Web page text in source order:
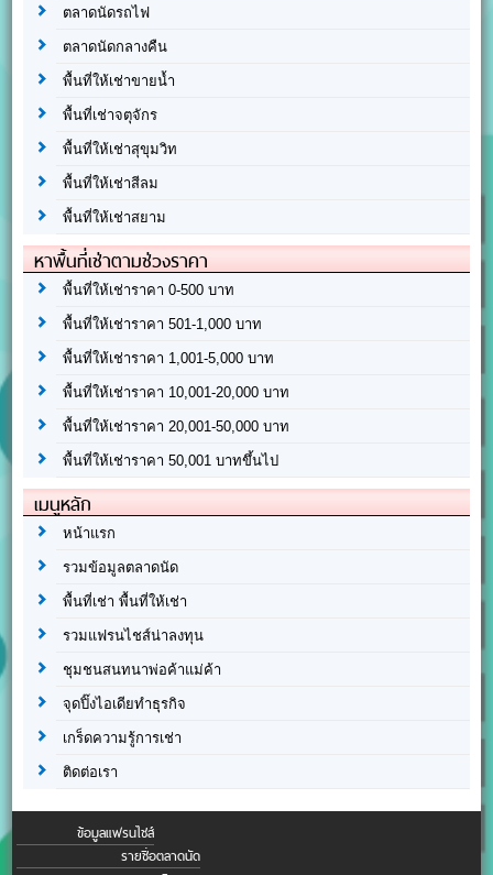
ตลาดนัดรถไฟ
ตลาดนัดกลางคืน
พื้นที่ให้เช่าขายน้ำ
พื้นที่เช่าจตุจักร
พื้นที่ให้เช่าสุขุมวิท
พื้นที่ให้เช่าสีลม
พื้นที่ให้เช่าสยาม
หาพื้นที่เช่าตามช่วงราคา
พื้นที่ให้เช่าราคา 0-500 บาท
พื้นที่ให้เช่าราคา 501-1,000 บาท
พื้นที่ให้เช่าราคา 1,001-5,000 บาท
พื้นที่ให้เช่าราคา 10,001-20,000 บาท
พื้นที่ให้เช่าราคา 20,001-50,000 บาท
พื้นที่ให้เช่าราคา 50,001 บาทขึ้นไป
เมนูหลัก
หน้าแรก
รวมข้อมูลตลาดนัด
พื้นที่เช่า พื้นที่ให้เช่า
รวมแฟรนไชส์น่าลงทุน
ชุมชนสนทนาพ่อค้าแม่ค้า
จุดปิ๊งไอเดียทำธุรกิจ
เกร็ดความรู้การเช่า
ติดต่อเรา
ข้อมูลแฟรนไชส์
รายชื่อตลาดนัด